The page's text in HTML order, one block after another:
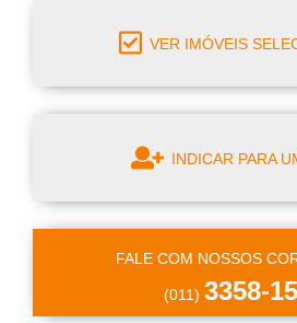
VER IMÓVEIS
INDICAR PARA
FALE COM NOSSOS
(011) 3358-